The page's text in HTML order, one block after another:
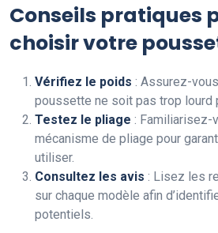
Conseils pratiques
choisir votre
Vérifiez le poids : Assurez-
poussette ne soit pas trop lourd
Testez le pliage : Familiarisez-
mécanisme de pliage pour
utiliser.
Consultez les avis : Lisez les
sur chaque modèle afin
potentiels.